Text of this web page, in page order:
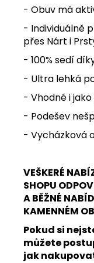
- Obuv má
- Individuálně
přes Nárt i
- 100% sedí
- Ultra lehká
- Vhodné i
- Podešev
- Vycházková
VEŠKERÉ
SHOPU
A BĚŽNÉ
KAMENNÉM
Pokud si
můžete
jak